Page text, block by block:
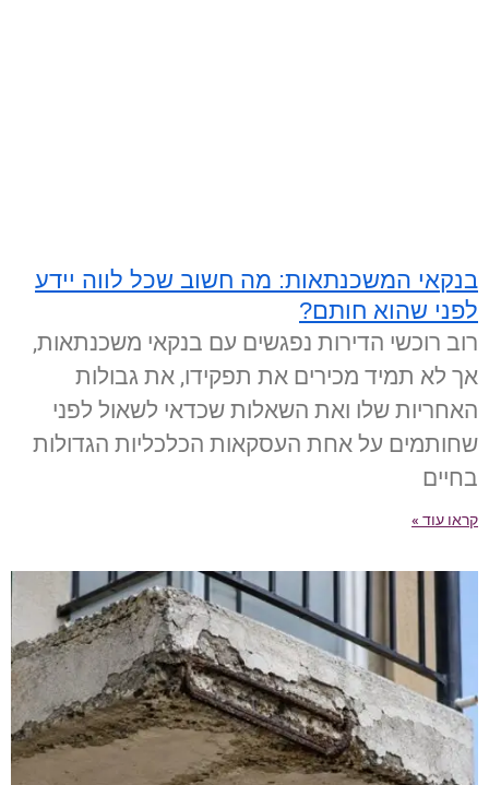
בנקאי המשכנתאות: מה חשוב שכל לווה יידע
לפני שהוא חותם?
רוב רוכשי הדירות נפגשים עם בנקאי משכנתאות,
אך לא תמיד מכירים את תפקידו, את גבולות
האחריות שלו ואת השאלות שכדאי לשאול לפני
שחותמים על אחת העסקאות הכלכליות הגדולות
בחיים
קראו עוד »